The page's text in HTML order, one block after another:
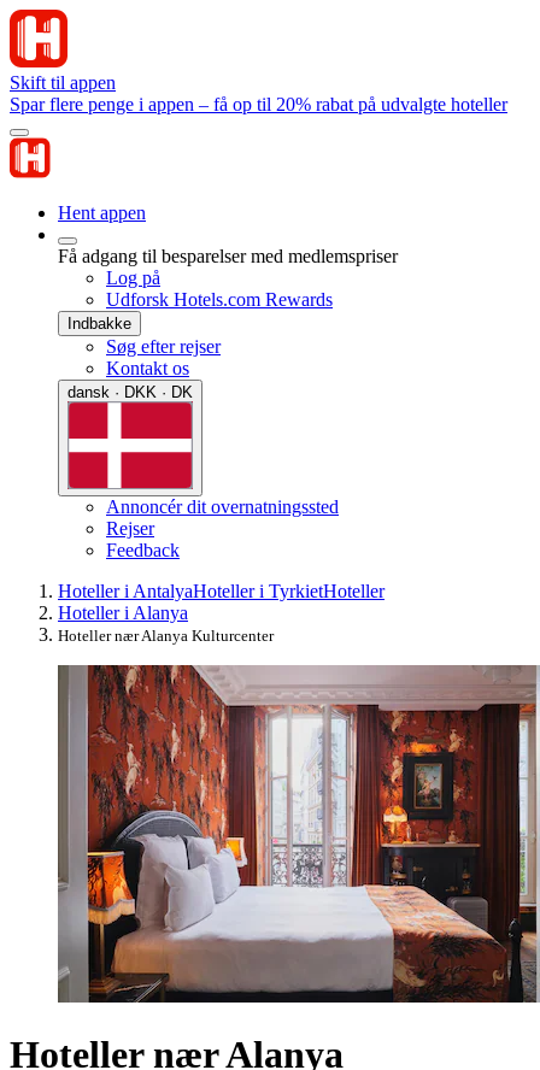
Skift til appen
Spar flere penge i appen – få op til 20% rabat på udvalgte hoteller
Hent appen
Få adgang til besparelser med medlemspriser
Log på
Udforsk Hotels.com Rewards
Indbakke
Søg efter rejser
Kontakt os
dansk · DKK · DK
Annoncér dit overnatningssted
Rejser
Feedback
Hoteller i AntalyaHoteller i TyrkietHoteller
Hoteller i Alanya
Hoteller nær Alanya Kulturcenter
Hoteller nær Alanya